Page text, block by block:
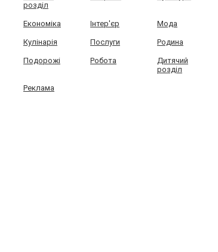
розділ
Економіка Інтер'єр Мода
Кулінарія Послуги Родина
Подорожі Робота
Дитячий
розділ
Реклама